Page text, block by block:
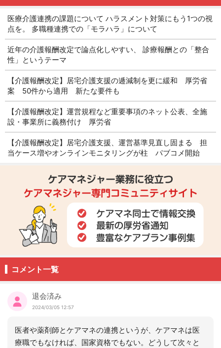
医療介護連携の課題について ハラスメント対策にもう1つの視
点を。 多職種連携での「モラハラ」について
近年の介護報酬改定で論点化しやすい、 診療報酬との「整合
性」というテーマ
【介護報酬改定】居宅介護支援の逓減制を更に緩和 厚労省
案 50件から適用 新たな要件も
【介護報酬改定】運営規程など重要事項のネット公表、全施
設・事業所に義務付け 厚労省
【介護報酬改定】居宅介護支援、運営基準見直し固まる 担
当ケース増やオンラインモニタリングが柱 パブコメ開始
コメント一覧
退会済み
2024/03/05 12:57
医者や薬剤師とケアマネの連携というが、ケアマネは医
療職でもなければ、国家資格でもない。どうして次々と